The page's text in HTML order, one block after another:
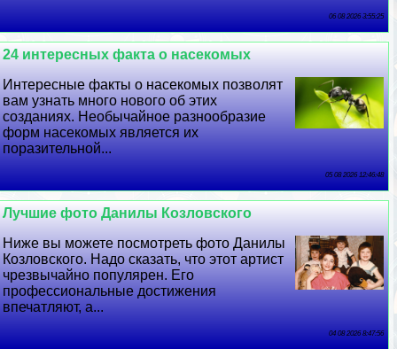
06 08 2026 3:55:25
24 интересных факта о насекомых
Интересные факты о насекомых позволят
вам узнать много нового об этих
созданиях. Необычайное разнообразие
форм насекомых является их
поразительной...
05 08 2026 12:46:48
Лучшие фото Данилы Козловского
Ниже вы можете посмотреть фото Данилы
Козловского. Надо сказать, что этот артист
чрезвычайно популярен. Его
профессиональные достижения
впечатляют, а...
04 08 2026 8:47:56